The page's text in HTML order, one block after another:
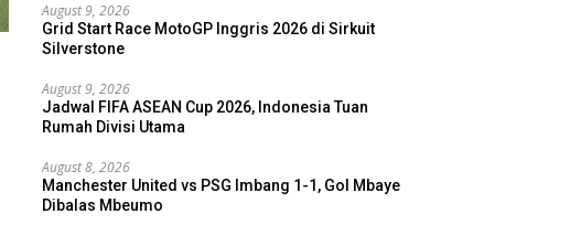
August 9, 2026
Grid Start Race MotoGP Inggris 2026 di Sirkuit
Silverstone
August 9, 2026
Jadwal FIFA ASEAN Cup 2026, Indonesia Tuan
Rumah Divisi Utama
August 8, 2026
Manchester United vs PSG Imbang 1-1, Gol Mbaye
Dibalas Mbeumo